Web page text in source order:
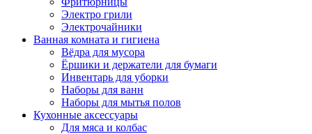
Электро грили
Электрочайники
Ванная комната и гигиена
Вёдра для мусора
Ёршики и держатели для бумаги
Инвентарь для уборки
Наборы для ванн
Наборы для мытья полов
Кухонные аксессуары
Для мяса и колбас